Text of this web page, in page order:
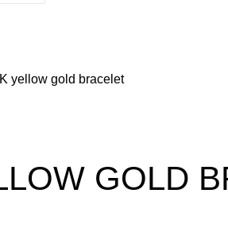
yellow gold bracelet
GOLD